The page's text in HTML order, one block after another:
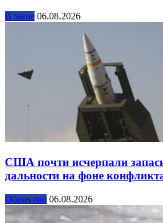
В мире 06.08.2026
США почти исчерпали
дальности на фоне
Общество 06.08.2026